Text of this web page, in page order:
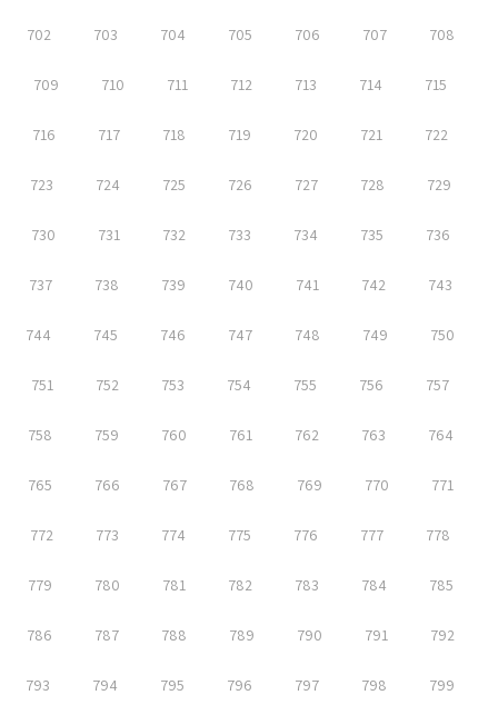
702 703 704 705 706 707 708
709 710 711 712 713 714 715
716 717 718 719 720 721 722
723 724 725 726 727 728 729
730 731 732 733 734 735 736
737 738 739 740 741 742 743
744 745 746 747 748 749 750
751 752 753 754 755 756 757
758 759 760 761 762 763 764
765 766 767 768 769 770 771
772 773 774 775 776 777 778
779 780 781 782 783 784 785
786 787 788 789 790 791 792
793 794 795 796 797 798 799